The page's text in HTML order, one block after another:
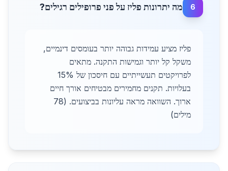
6 מה יתרונות פליז על פני פרופילים רגילים?
פליז מציע עמידות גבוהה יותר בעומסים דינמיים,
משקל קל יותר וגמישות התקנה. מתאים
לפרויקטים תעשייתיים עם חיסכון של 15%
בעלויות. תקנים מחמירים מבטיחים אורך חיים
ארוך. השוואה מראה עליונות בביצועים. (78
מילים)